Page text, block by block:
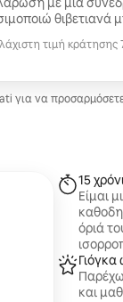
για να
τη
τιμή κράτησης
για να
15
Είμαι
όριά
Γιόγκα
και